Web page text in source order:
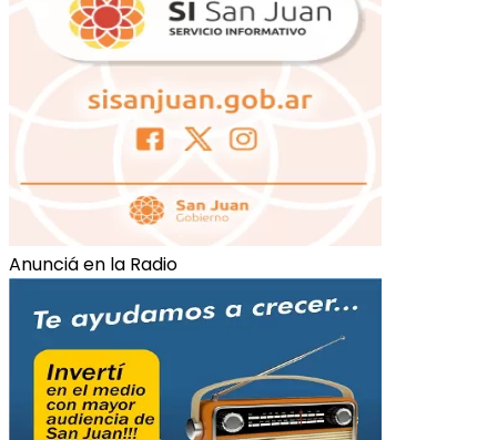
Anunciá en la Radio